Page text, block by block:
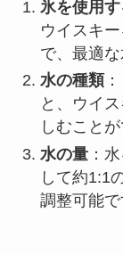
氷を使用す
ウイスキ
で、最適な
水の種類：
と、ウイ
しむことが
水の量：
して約1:1
調整可能で